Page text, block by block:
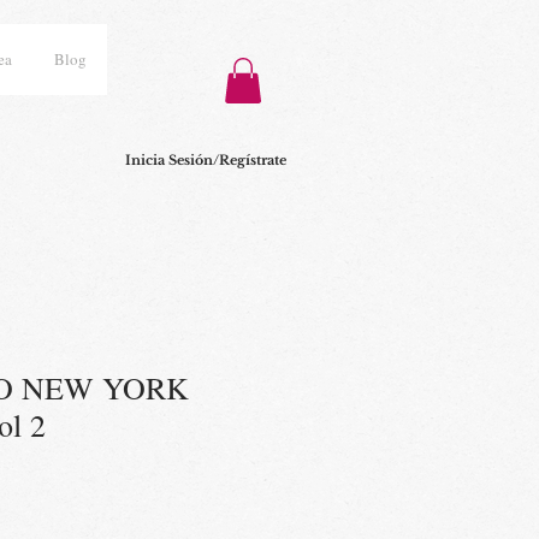
Blog
Inicia Sesión/Regístrate
NEW YORK
2